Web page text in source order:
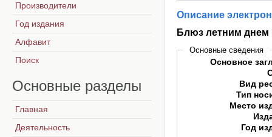
Описание
Блюз летним днем
Основные сведения
Основное
Вид
Тип
Место
Год
Производители
Год издания
Алфавит
Поиск
Основные разделы
Главная
Деятельность